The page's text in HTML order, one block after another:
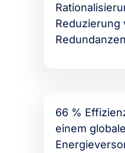
Reduzierung
66 %
einem